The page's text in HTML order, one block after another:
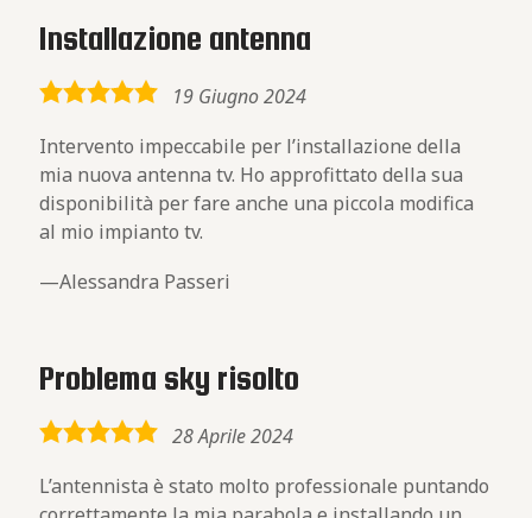
Installazione antenna
5,0
19 Giugno 2024
Intervento impeccabile per l’installazione della
mia nuova antenna tv. Ho approfittato della sua
disponibilità per fare anche una piccola modifica
al mio impianto tv.
Alessandra Passeri
Problema sky risolto
5,0
28 Aprile 2024
L’antennista è stato molto professionale puntando